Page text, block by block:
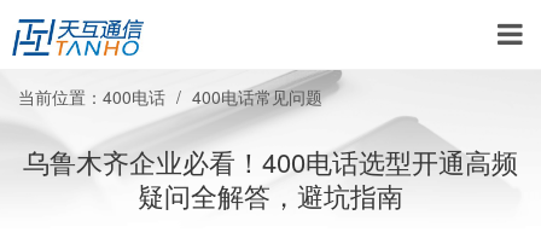
当前位置： 400电话 400电话常见问题
乌鲁木齐企业必看！400电话选型开通高频
疑问全解答，避坑指南